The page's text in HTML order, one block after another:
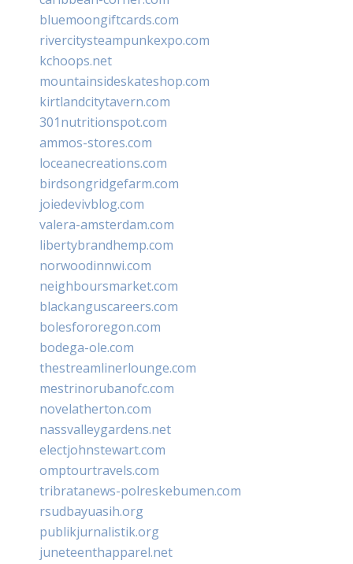
bluemoongiftcards.com
rivercitysteampunkexpo.com
kchoops.net
mountainsideskateshop.com
kirtlandcitytavern.com
301nutritionspot.com
ammos-stores.com
loceanecreations.com
birdsongridgefarm.com
joiedevivblog.com
valera-amsterdam.com
libertybrandhemp.com
norwoodinnwi.com
neighboursmarket.com
blackanguscareers.com
bolesfororegon.com
bodega-ole.com
thestreamlinerlounge.com
mestrinorubanofc.com
novelatherton.com
nassvalleygardens.net
electjohnstewart.com
omptourtravels.com
tribratanews-polreskebumen.com
rsudbayuasih.org
publikjurnalistik.org
juneteenthapparel.net